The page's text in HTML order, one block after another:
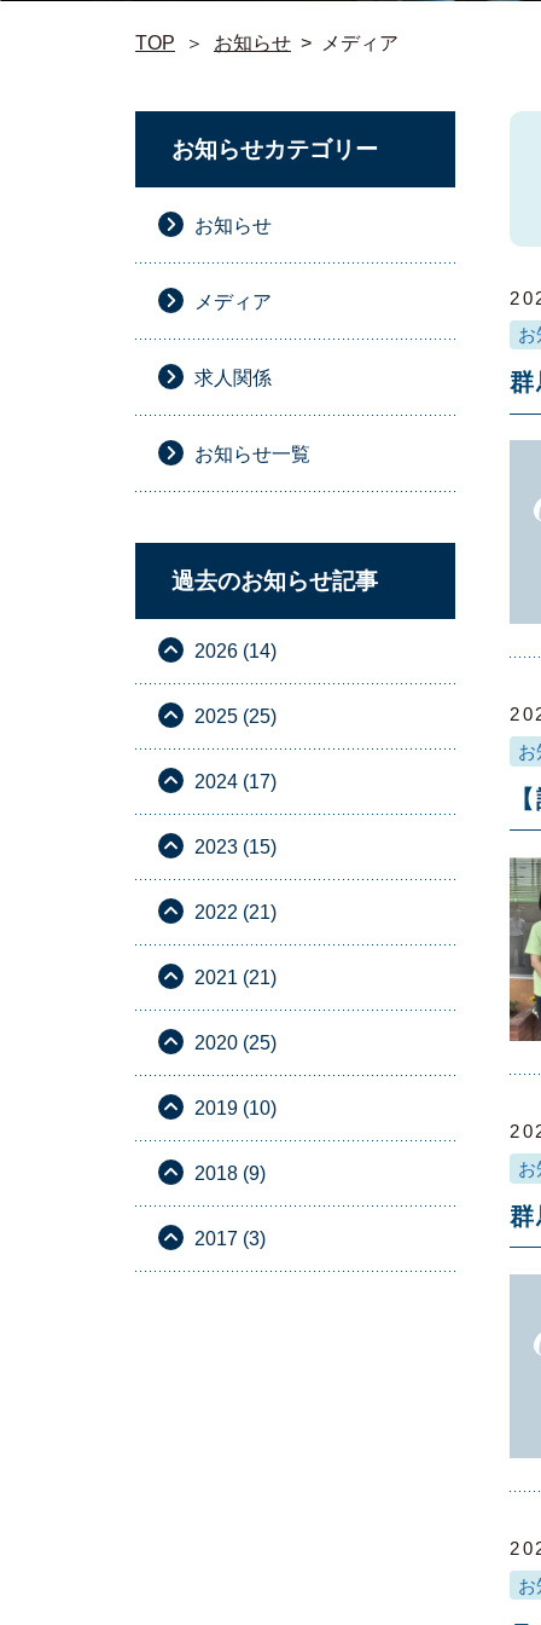
TOP ＞ お知らせ > メディア
お
群
お
お
群
お
お知らせカテゴリー
お知らせ
メディア
求人関係
お知らせ一覧
過去のお知らせ記事
2026 (14)
2025 (25)
2024 (17)
2023 (15)
2022 (21)
2021 (21)
2020 (25)
2019 (10)
2018 (9)
2017 (3)